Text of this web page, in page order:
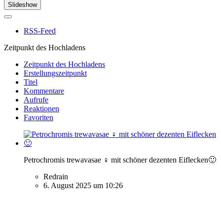
Slideshow
RSS-Feed
Zeitpunkt des Hochladens
Zeitpunkt des Hochladens
Erstellungszeitpunkt
Titel
Kommentare
Aufrufe
Reaktionen
Favoriten
Petrochromis trewavasae ♀️ mit schöner dezenten Eiflecken🙂
Redrain
6. August 2025 um 10:26